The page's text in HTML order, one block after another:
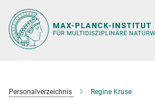
Hauptinhalt
Personalverzeichnis Regine Kruse